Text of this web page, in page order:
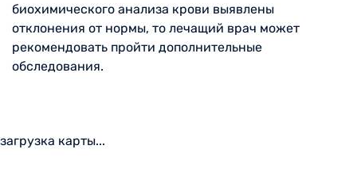
биохимического анализа крови выявлены
отклонения от нормы, то лечащий врач может
рекомендовать пройти дополнительные
обследования.
загрузка карты...